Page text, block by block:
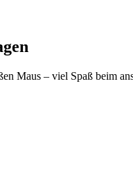
Maus – viel Spaß beim